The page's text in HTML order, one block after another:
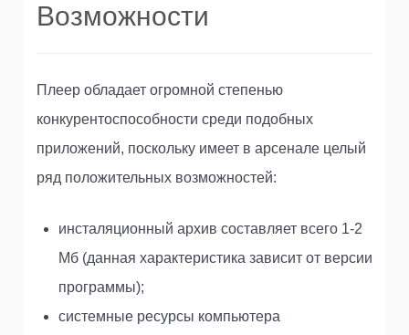
Возможности
Плеер обладает огромной степенью
конкурентоспособности среди подобных
приложений, поскольку имеет в арсенале целый
ряд положительных возможностей:
инсталяционный архив составляет всего 1-2
Мб (данная характеристика зависит от версии
программы);
системные ресурсы компьютера